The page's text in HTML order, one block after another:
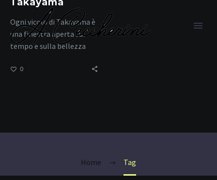
Home Tag
Takayama
Ogni vicolo di Takayama è
una finestra aperta sul
tempo e sulla bellezza
0